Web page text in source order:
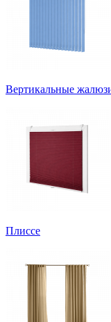
Вертикальные
Плиссе